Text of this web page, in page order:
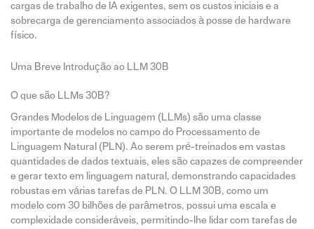
cargas de trabalho de IA exigentes, sem os custos iniciais e a
sobrecarga de gerenciamento associados à posse de hardware
físico.
Uma Breve Introdução ao LLM 30B
O que são LLMs 30B?
Grandes Modelos de Linguagem (LLMs) são uma classe
importante de modelos no campo do Processamento de
Linguagem Natural (PLN). Ao serem pré-treinados em vastas
quantidades de dados textuais, eles são capazes de compreender
e gerar texto em linguagem natural, demonstrando capacidades
robustas em várias tarefas de PLN. O LLM 30B, como um
modelo com 30 bilhões de parâmetros, possui uma escala e
complexidade consideráveis, permitindo-lhe lidar com tarefas de